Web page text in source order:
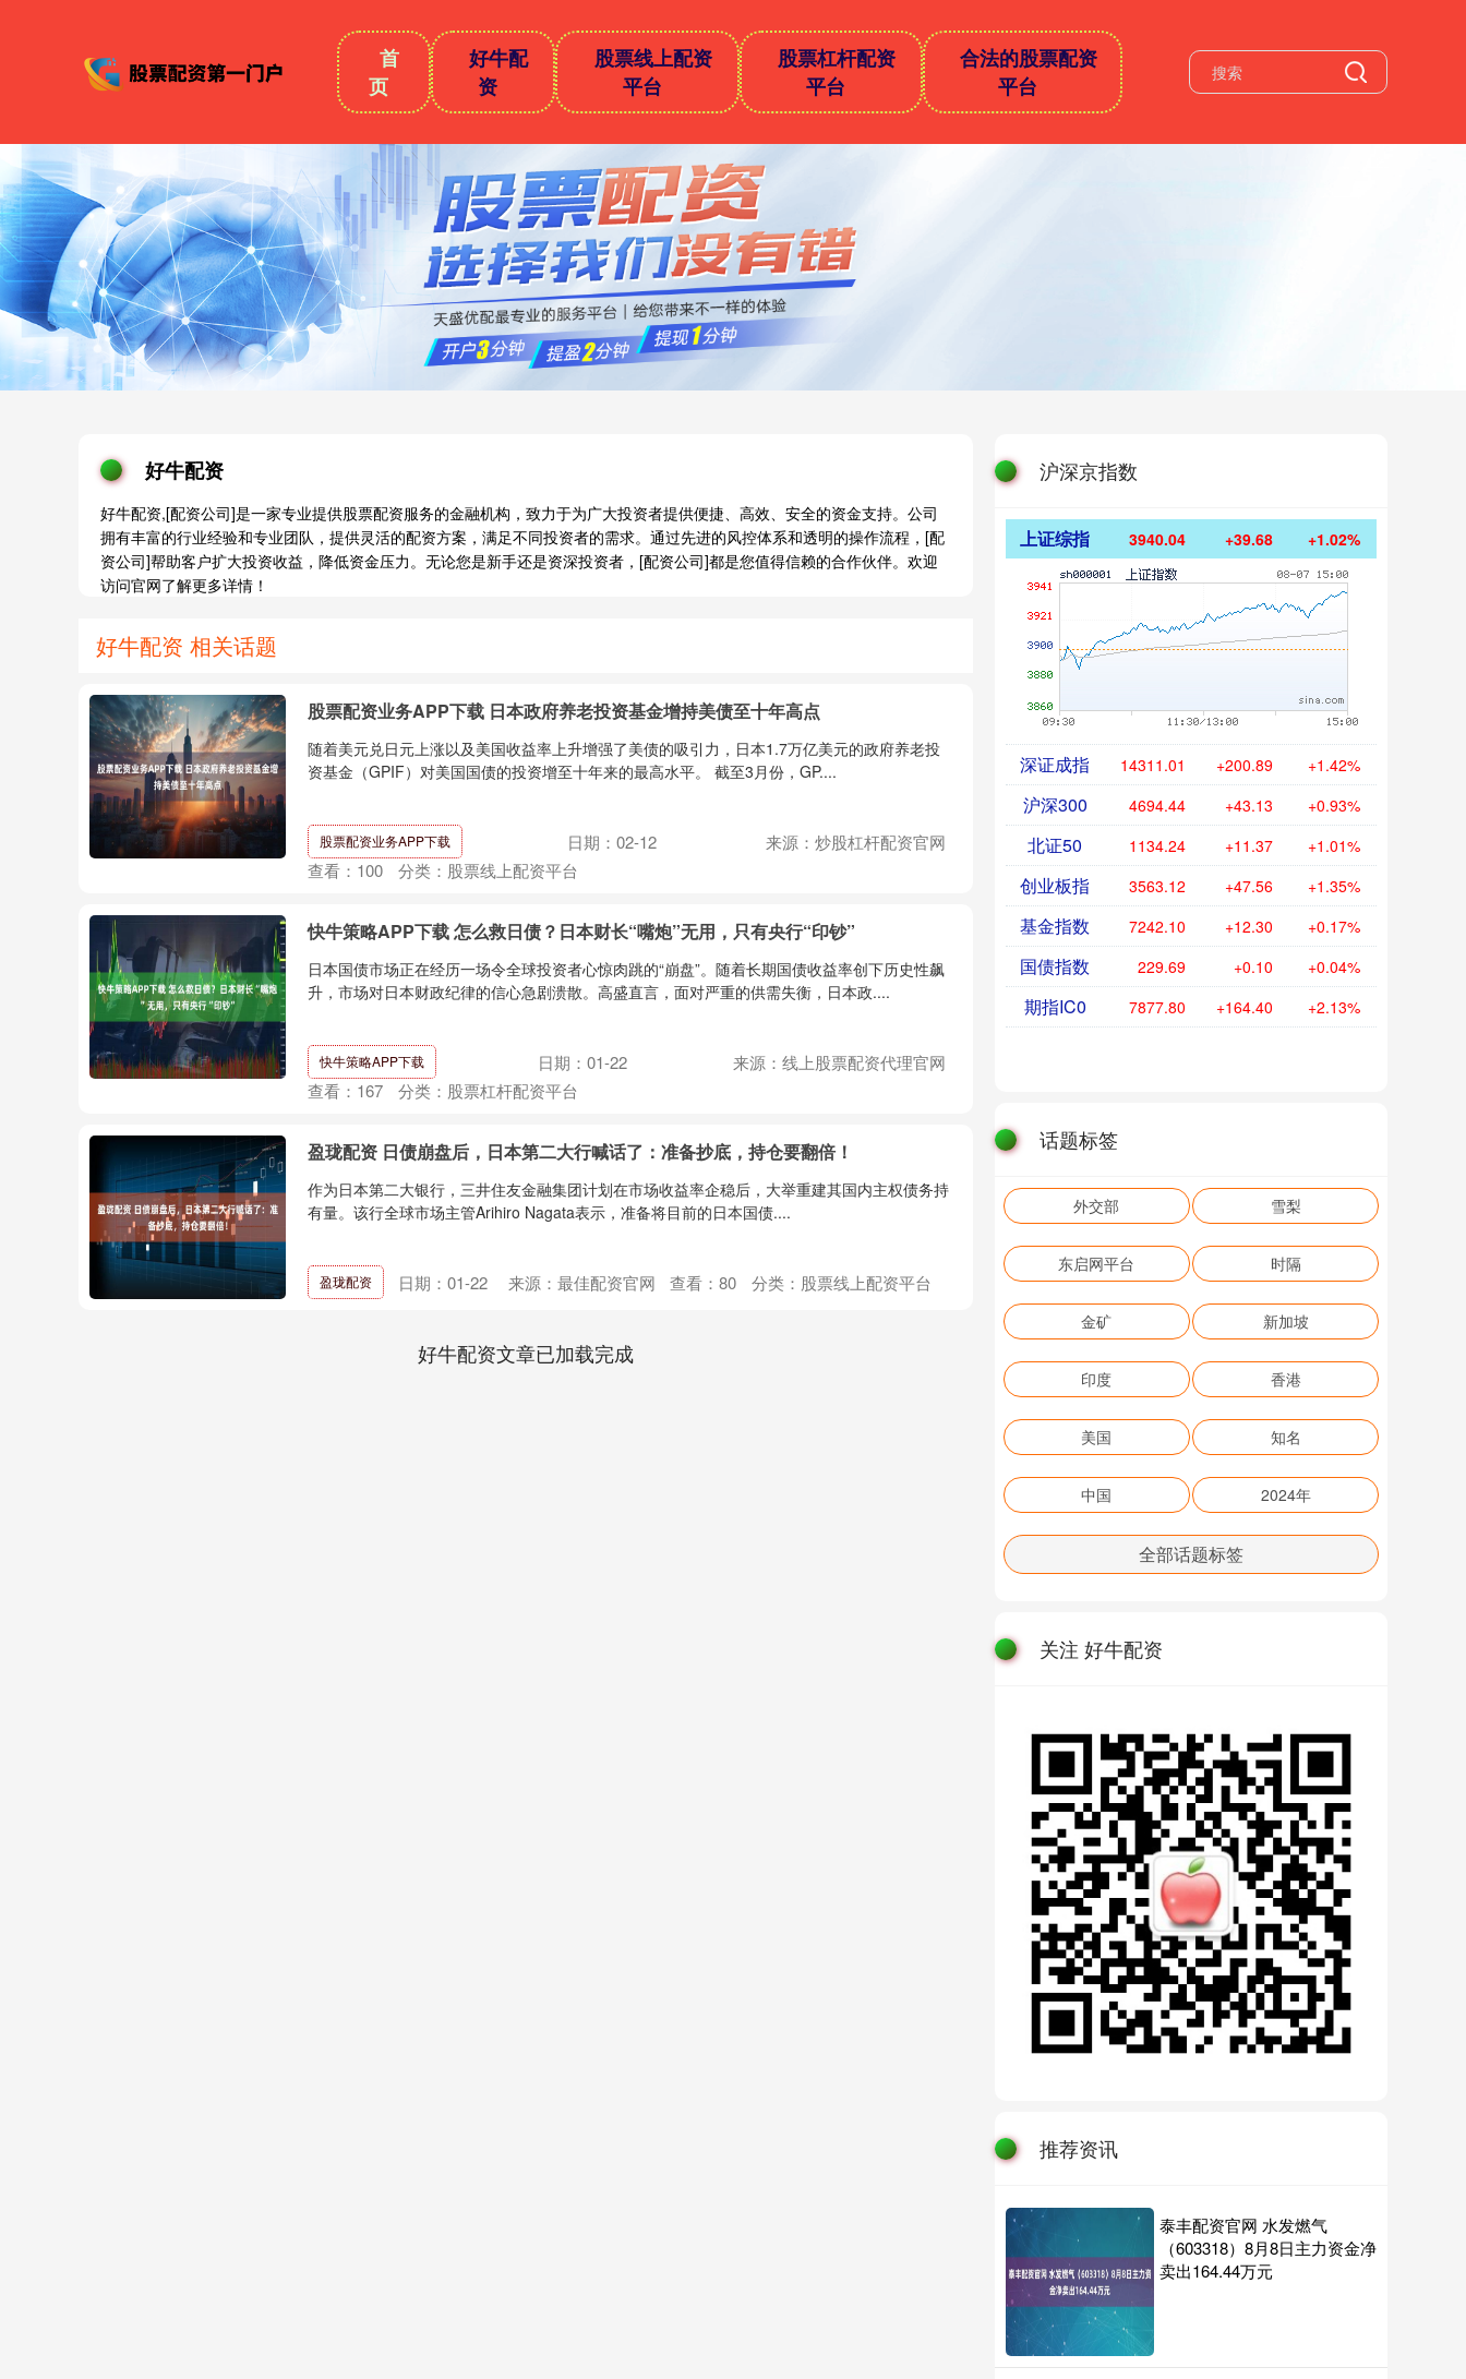
首
页
好牛配
资
股票线上配资
平台
股票杠杆配资
平台
合法的股票配资
平台
好牛配资
好牛配资,[配资公司]是一家专业提供股票配资服务的金融机构，致力于为广大投资者提供便捷、高效、安全的资金支持。公司
拥有丰富的行业经验和专业团队，提供灵活的配资方案，满足不同投资者的需求。通过先进的风控体系和透明的操作流程，[配
资公司]帮助客户扩大投资收益，降低资金压力。无论您是新手还是资深投资者，[配资公司]都是您值得信赖的合作伙伴。欢迎
访问官网了解更多详情！
好牛配资 相关话题
股票配资业务APP下载 日本政府养老投资基金增持美债至十年高点
随着美元兑日元上涨以及美国收益率上升增强了美债的吸引力，日本1.7万亿美元的政府养老投
资基金（GPIF）对美国国债的投资增至十年来的最高水平。 截至3月份，GP....
股票配资业务APP下载 日期：02-12
来源：炒股杠杆配资官网
查看： 100 分类： 股票线上配资平台
快牛策略APP下载 怎么救日债？日本财长“嘴炮”无用，只有央行“印钞”
日本国债市场正在经历一场令全球投资者心惊肉跳的“崩盘”。随着长期国债收益率创下历史性飙
升，市场对日本财政纪律的信心急剧溃散。高盛直言，面对严重的供需失衡，日本政....
快牛策略APP下载 日期：01-22
来源：线上股票配资代理官网
查看： 167 分类： 股票杠杆配资平台
盈珑配资 日债崩盘后，日本第二大行喊话了：准备抄底，持仓要翻倍！
作为日本第二大银行，三井住友金融集团计划在市场收益率企稳后，大举重建其国内主权债务持
有量。该行全球市场主管Arihiro Nagata表示，准备将目前的日本国债....
盈珑配资 日期：01-22 来源：最佳配资官网 查看： 80 分类： 股票线上配资平台
好牛配资文章已加载完成
沪深京指数
上证综指 3940.04 +39.68 +1.02%
深证成指 14311.01 +200.89 +1.42%
沪深300 4694.44 +43.13 +0.93%
北证50 1134.24 +11.37 +1.01%
创业板指 3563.12 +47.56 +1.35%
基金指数 7242.10 +12.30 +0.17%
国债指数 229.69 +0.10 +0.04%
期指IC0 7877.80 +164.40 +2.13%
话题标签
外交部 雪梨
东启网平台 时隔
金矿 新加坡
印度 香港
美国 知名
中国 2024年
全部话题标签
关注 好牛配资
推荐资讯
泰丰配资官网 水发燃气
（603318）8月8日主力资金净
卖出164.44万元